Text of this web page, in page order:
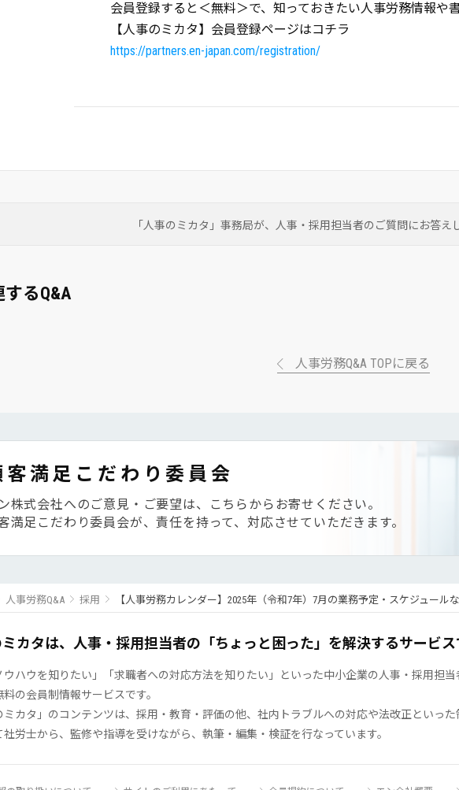
会員登録すると＜無料＞で、知っておきたい人事労務情報や
【人事のミカタ】会員登録ページはコチラ
https://partners.en-japan.com/registration/
「人事のミカタ」事務局が、 人事・採用担当者のご質問にお答え
するQ&A
人事労務Q&A TOPに戻る
客満足こだわり委員会
株式会社へのご意見・ご要望は、こちらからお寄せください。
満足こだわり委員会が、責任を持って、対応させていただきます。
人事労務Q&A 採用 【人事労務カレンダー】2025年（令和7年）7月の業務予定・スケジュール
カタは、人事・採用担当者の「ちょっと困った」を解決するサービス
ウハウを知りたい」「求職者への対応方法を知りたい」といった中小企業の人事・採用担
料の会員制情報サービスです。
ミカタ」のコンテンツは、採用・教育・評価の他、社内トラブルへの対応や法改正といっ
社労士から、監修や指導を受けながら、執筆・編集・検証を行なっています。